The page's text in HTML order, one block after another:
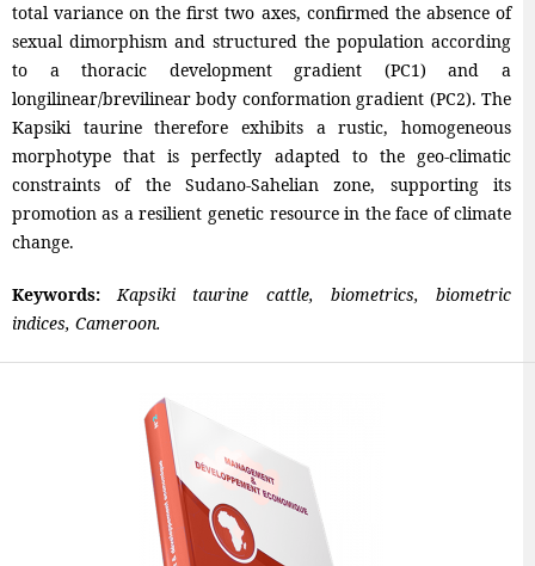
total variance on the first two axes, confirmed the absence of
sexual dimorphism and structured the population according
to a thoracic development gradient (PC1) and a
longilinear/brevilinear body conformation gradient (PC2). The
Kapsiki taurine therefore exhibits a rustic, homogeneous
morphotype that is perfectly adapted to the geo-climatic
constraints of the Sudano-Sahelian zone, supporting its
promotion as a resilient genetic resource in the face of climate
change.
Keywords:
Kapsiki taurine cattle, biometrics, biometric
indices, Cameroon.